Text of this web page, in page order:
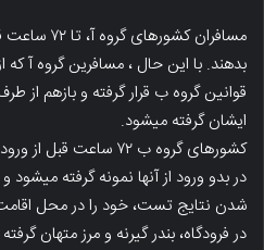
مسافران
بدهند. با این حال ، مسافرین گروه آ که
قوانین گروه ب قرار گرفته و بازهم از
ایشان گرفته میشود.
کشورهای گروه ب ۷۲
در بدو ورود از آنها نمونه گرفته
شدن نتایج تست، خود را در محل
در فرودگاه، بندر گیرنه و مرز متهان